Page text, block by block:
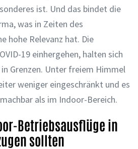
ist. Und das bindet die
was in Zeiten des
hohe Relevanz hat. Die
19 einhergehen, halten sich
Grenzen. Unter freiem Himmel
weniger eingeschränkt und es
als im Indoor-Bereich.
Betriebsausflüge in
sollten